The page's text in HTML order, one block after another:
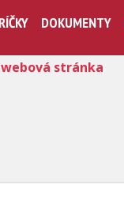
DOKUMENTY
stránka